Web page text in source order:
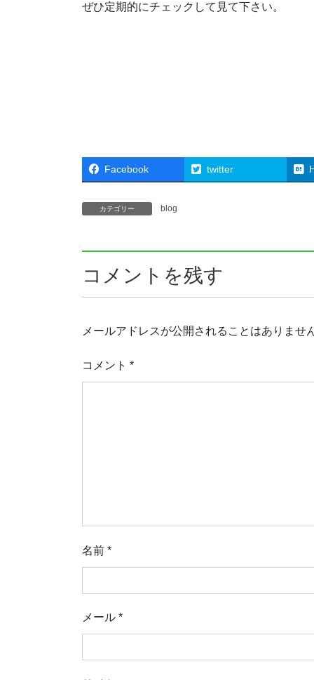
ぜひ定期的にチェックして見て下さい。
Facebook twitter
カテゴリー blog
コメントを残す
メールアドレスが公開されることはありませ
コメント *
名前 *
メール *